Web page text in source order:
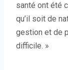
santé ont été
qu’il soit de
gestion et de
difficile. »